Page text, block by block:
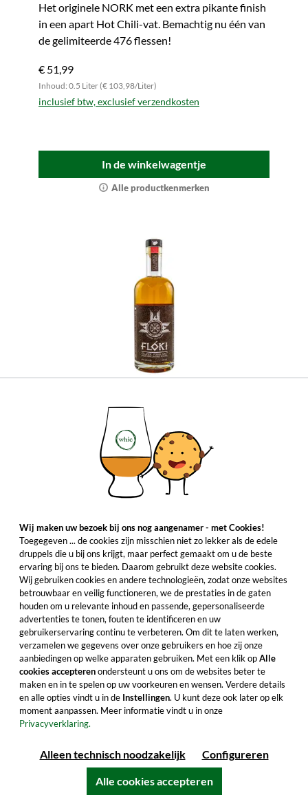
Het originele NORK met een extra pikante finish
in een apart Hot Chili-vat. Bemachtig nu één van
de gelimiteerde 476 flessen!
€ 51,99
Inhoud: 0.5 Liter (€ 103,98/Liter)
inclusief btw, exclusief verzendkosten
In de winkelwagentje
Alle productkenmerken
Deze IJslander brengt uitzonderlijke rokerige
aroma’s dankzij het roken boven schapendroog.
Snel uw fles veiligstellen!
inclusief btw, exclusief verzendkosten
In de winkelwagentje
Alle productkenmerken
Wij maken uw bezoek bij ons nog aangenamer - met Cookies!
Toegegeven ... de cookies zijn misschien niet zo lekker als de edele
druppels die u bij ons krijgt, maar perfect gemaakt om u de beste
ervaring bij ons te bieden. Daarom gebruikt deze website cookies.
Wij gebruiken cookies en andere technologieën, zodat onze websites
betrouwbaar en veilig functioneren, we de prestaties in de gaten
houden om u relevante inhoud en passende, gepersonaliseerde
advertenties te tonen, fouten te identificeren en uw
gebruikerservaring continu te verbeteren. Om dit te laten werken,
verzamelen we gegevens over onze gebruikers en hoe zij onze
aanbiedingen op welke apparaten gebruiken. Met een klik opAlle
cookies accepterenondersteunt u ons om de websites beter te
maken en in te spelen op uw voorkeuren en wensen. Verdere details
en alle opties vindt u in de Instellingen. U kunt deze ook later op elk
moment aanpassen. Meer informatie vindt u in onze
Privacyverklaring.
Alleen technisch noodzakelijk Configureren
Alle cookies accepteren